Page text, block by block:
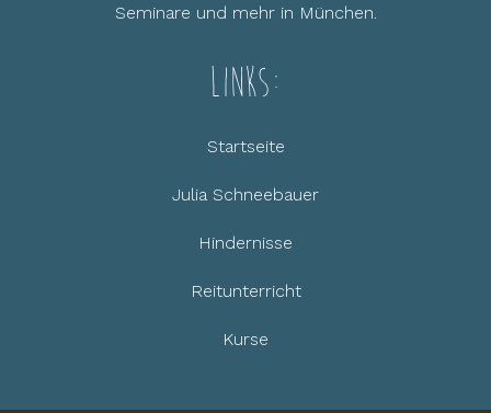
Seminare und mehr in München.
Links:
Startseite
Julia Schneebauer
Hindernisse
Reitunterricht
Kurse